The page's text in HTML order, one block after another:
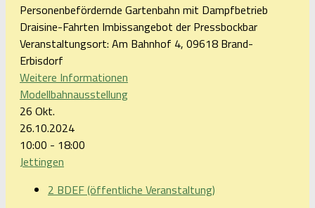
Personenbefördernde Gartenbahn mit Dampfbetrieb
Draisine-Fahrten Imbissangebot der Pressbockbar
Veranstaltungsort: Am Bahnhof 4, 09618 Brand-
Erbisdorf
Weitere Informationen
Modellbahnausstellung
26 Okt.
26.10.2024
10:00 - 18:00
Jettingen
2 BDEF (öffentliche Veranstaltung)